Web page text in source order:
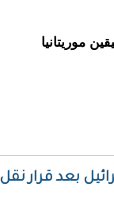
موريتانيا
بعد قرار